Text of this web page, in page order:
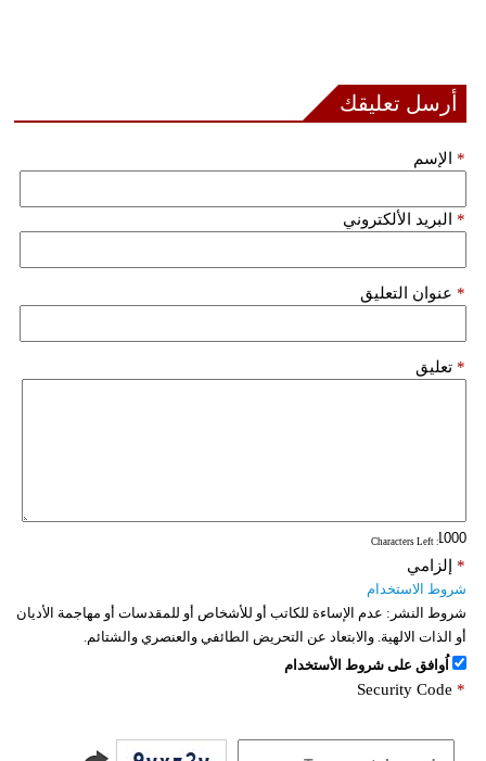
فيديو
أرسل تعليقك
الإسم *
البريد الألكتروني *
عنوان التعليق *
تعليق *
: Characters Left
إلزامي *
شروط الاستخدام
شروط النشر: عدم الإساءة للكاتب أو للأشخاص أو للمقدسات أو مهاجمة الأديان
أو الذات الالهية. والابتعاد عن التحريض الطائفي والعنصري والشتائم.
اُوافق على شروط الأستخدام
Security Code *